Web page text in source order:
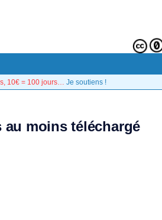
10€ = 100 jours… Je soutiens !
moins téléchargé